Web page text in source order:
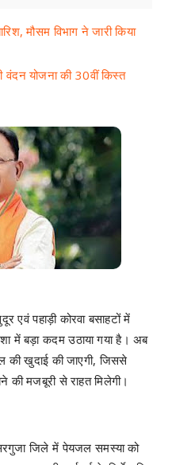
मौसम विभाग ने जारी किया
वंदन योजना की 30वीं किस्त
पहाड़ी कोरवा बसाहटों में
में बड़ा कदम उठाया गया है। अब
की खुदाई की जाएगी, जिससे
की मजबूरी से राहत मिलेगी।
जिले में पेयजल समस्या को